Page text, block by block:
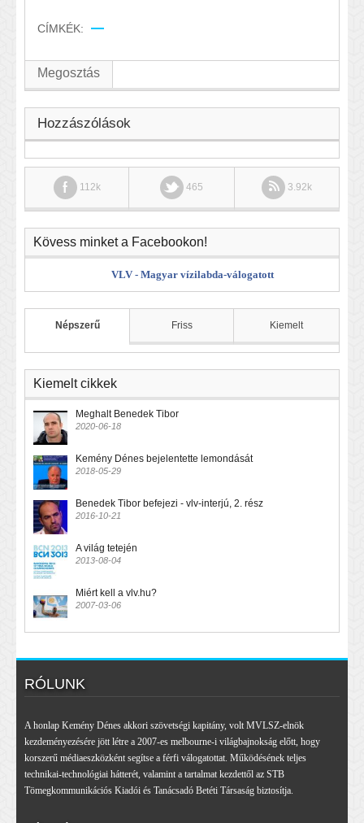
CÍMKÉK:
Megosztás
Hozzászólások
112k 465 3.92k
Kövess minket a Facebookon!
VLV - Magyar vízilabda-válogatott
Népszerű Friss Kiemelt
Kiemelt cikkek
Meghalt Benedek Tibor
2020-06-18
Kemény Dénes bejelentette lemondását
2018-05-29
Benedek Tibor befejezi - vlv-interjú, 2. rész
2016-10-21
A világ tetején
2013-08-04
Miért kell a vlv.hu?
2007-03-06
RÓLUNK
A honlap Kemény Dénes akkori szövetségi kapitány, volt MVLSZ-elnök
kezdeményezésére jött létre a 2007-es melbourne-i világbajnokság előtt, hogy
korszerű médiaeszközként segítse a férfi válogatottat. Működésének teljes
technikai-technológiai hátterét, valamint a tartalmat kezdettől az STB
Tömegkommunikációs Kiadói és Tanácsadó Betéti Társaság biztosítja.